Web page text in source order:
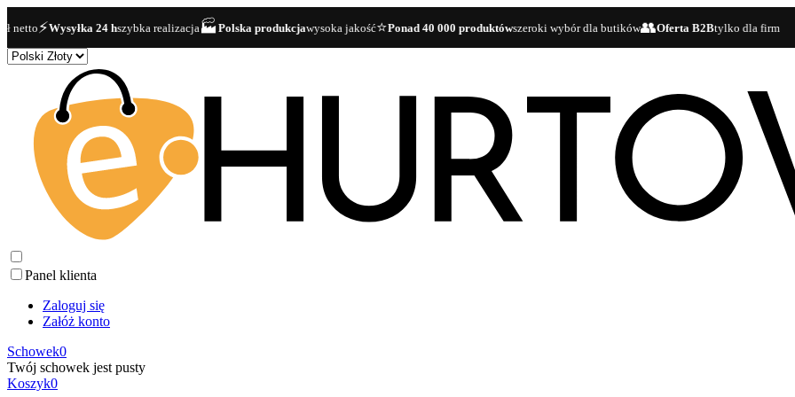
⚡Wysyłka 24 hszybka realizacja🏭Polska produkcjawysoka jakość⭐Ponad 40 000 produktówszeroki wybór dla butików👥Oferta B2Btylko dla firm
Panel klienta
Zaloguj się
Załóż konto
Schowek0
Twój schowek jest pusty
Koszyk0